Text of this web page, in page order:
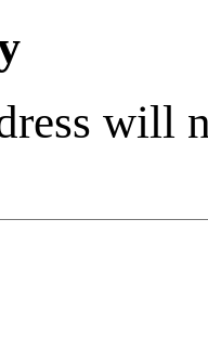
will